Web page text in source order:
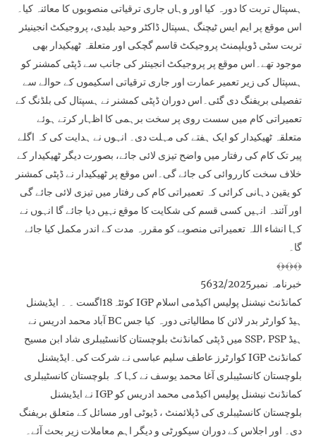
ہسپتال تربت کا دورہ کیا اور وہاں جاری ترقیاتی منصوبوں کا معائنہ کیا۔
اس موقع پر ایم ایس ٹیچنگ ہسپتال ڈاکٹر وحید بلیدی، پروجیکٹ انجینیئر
تربت سٹی ڈویلپمنٹ پروجیکٹ قاسم گچکی اور متعلقہ ٹھیکیدار بھی
موجود تھے۔اس موقع پر پروجیکٹ انجینئر کی جانب سے ڈپٹی کمشنر کو
ہسپتال کی زیر تعمیر عمارت اور جاری ترقیاتی اسکیموں کے حوالے سے
تفصیلی بریفنگ دی گئی۔اس دوران ڈپٹی کمشنر نے ہسپتال کی بلڈنگ کے
تعمیراتی کام میں سست روی پر سخت برہمی کا اظہار کرتے ہوئے
متعلقہ ٹھیکیدار کو ایک ہفتے کی مہلت دی۔ انہوں نے ہدایت کی کہ اگلے
پیر تک کام کی رفتار میں واضح تیزی لائی جائے، بصورت دیگر ٹھیکیدار کے
خلاف سخت کارروائی کی جائے گی۔اس موقع پر ٹھیکیدار نے ڈپٹی کمشنر
کو یقین دہانی کرائی کہ تعمیراتی کام کی رفتار میں تیزی لائی جائے گی
اور آئندہ انہیں کسی قسم کی شکایت کا موقع نہیں دیا جائے گا انہوں نے
کہا انشاء اللہ تعمیراتی منصوبے کو مقررہ مدت کے اندر مکمل کیا جائے
گا۔
﴾﴿﴾﴿﴾﴿
خبرنامہ نمبر5632/2025
کوئٹہ18اگست ۔ ۔ ایڈیشنل IGP کمانڈنٹ نیشنل پولیس اکیڈمی اسلام
آباد محمد ادریس نے BC ہیڈ کوارٹر بدر لائن کا مطالیاتی دورہ کیا جس
میں ڈپٹی کمانڈنٹ بلوچستان کانسٹیبلری شاد ابن مسیح SSP، PSP ہیڈ
کوارٹرز عاطف سلیم عباسی نے شرکت کی۔ایڈیشنل IGP کمانڈنٹ
بلوچستان کانسٹیبلری آغا محمد یوسف نے کہا کہ بلوچستان کانسٹیبلری
نے ایڈیشنل IGP کمانڈنٹ نیشنل پولیس اکیڈمی محمد ادریس کو
بلوچستان کانسٹیبلری کی ڈپلائمنٹ ، ڈیوٹی اور مسائل کے متعلق بریفنگ
دی۔ اور اجلاس کے دوران سیکورٹی و دیگر اہم معاملات زیر بحث آئے۔